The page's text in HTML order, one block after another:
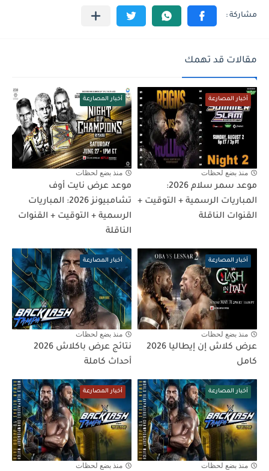
مقالات قد تهمك
أخبار المصارعة
منذ بضع لحظات
موعد سمر سلام 2026:
المباريات الرسمية + التوقيت +
القنوات الناقلة
أخبار المصارعة
منذ بضع لحظات
موعد عرض نايت أوف
تشامبيونز 2026: المباريات
الرسمية + التوقيت + القنوات
الناقلة
أخبار المصارعة
منذ بضع لحظات
عرض كلاش إن إيطاليا 2026
كامل
أخبار المصارعة
منذ بضع لحظات
نتائج عرض باكلاش 2026
أحداث كاملة
أخبار المصارعة
منذ بضع لحظات
أخبار المصارعة
منذ بضع لحظات